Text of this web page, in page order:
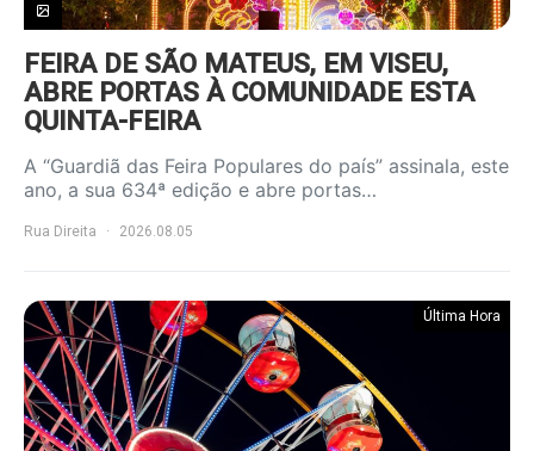
FEIRA DE SÃO MATEUS, EM VISEU,
ABRE PORTAS À COMUNIDADE ESTA
QUINTA-FEIRA
A “Guardiã das Feira Populares do país” assinala, este
ano, a sua 634ª edição e abre portas…
Rua Direita 2026.08.05
Última Hora